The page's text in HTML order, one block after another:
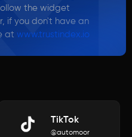
the widget
if you don't have an
at www.trustindex.io
TikTok
@automoor